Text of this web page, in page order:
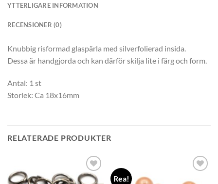
YTTERLIGARE INFORMATION
RECENSIONER (0)
Knubbig risformad glaspärla med silverfolierad insida.
Dessa är handgjorda och kan därför skilja lite i färg och form.
Antal: 1 st
Storlek: Ca 18x16mm
RELATERADE PRODUKTER
Rea!